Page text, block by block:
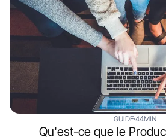
GUIDE44MIN
Qu'est-ce que le